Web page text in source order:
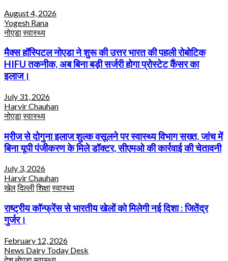
August 4, 2026
Yogesh Rana
नोएडास्वास्थ्य
मैक्स हॉस्पिटल नोएडा ने शुरू की उत्तर भारत की पहली रोबोटिक
HIFU तकनीक, अब बिना बड़ी सर्जरी होगा प्रोस्टेट कैंसर का
इलाज।
July 31, 2026
Harvir Chauhan
नोएडास्वास्थ्य
मरीज से दोगुना इलाज शुल्क वसूलने पर स्वास्थ्य विभाग सख्त, जांच में
बिना यूपी पंजीकरण के मिले डॉक्टर, सीएमओ की कार्रवाई की चेतावनी
July 3, 2026
Harvir Chauhan
खेलदिल्लीशिक्षास्वास्थ्य
राष्ट्रीय कॉन्फ्रेंस से भारतीय खेलों को मिलेगी नई दिशा : जितेंद्र
गुर्जर।
February 12, 2026
News Dairy Today Desk